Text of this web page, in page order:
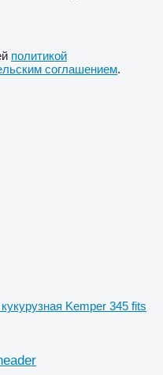
политикой
соглашением.
Kemper 345 fits